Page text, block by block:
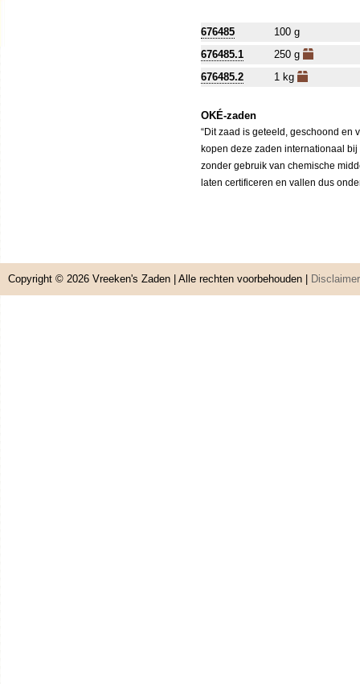
676485
100 g
676485.1
250 g
676485.2
1 kg
OKÉ-zaden
“Dit zaad is geteeld, geschoond en
kopen deze zaden internationaal
zonder gebruik van chemische
laten certificeren en vallen dus
Copyright © 2026 Vreeken's Zaden | Alle rechten voorbehouden | Disclaimer